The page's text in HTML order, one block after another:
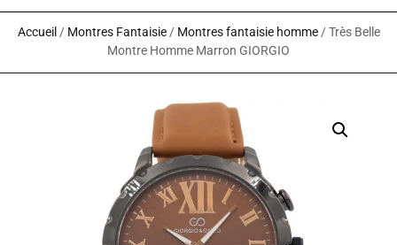
Accueil / Montres Fantaisie/ Montres fantaisie homme/ Très Belle
Montre Homme Marron GIORGIO